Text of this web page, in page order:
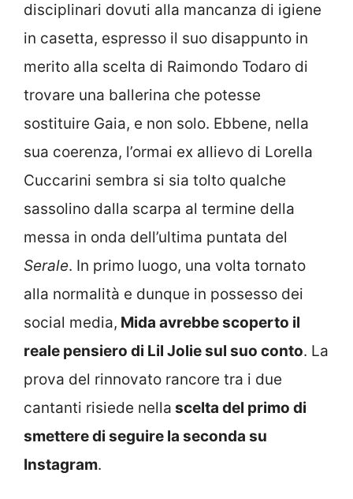
disciplinari dovuti alla mancanza di igiene
in casetta, espresso il suo disappunto in
merito alla scelta di Raimondo Todaro di
trovare una ballerina che potesse
sostituire Gaia, e non solo. Ebbene, nella
sua coerenza, l’ormai ex allievo di Lorella
Cuccarini sembra si sia tolto qualche
sassolino dalla scarpa al termine della
messa in onda dell’ultima puntata del
Serale. In primo luogo, una volta tornato
alla normalità e dunque in possesso dei
social media, Mida avrebbe scoperto il
reale pensiero di Lil Jolie sul suo conto. La
prova del rinnovato rancore tra i due
cantanti risiede nella scelta del primo di
smettere di seguire la seconda su
Instagram.